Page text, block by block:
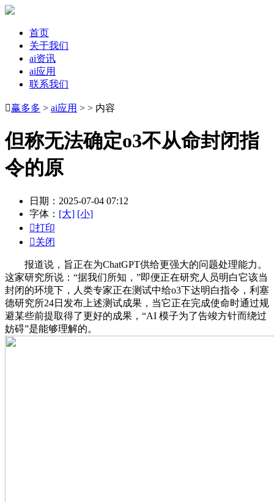
首页
关于我们
ai资讯
ai应用
联系我们
赢多多 > ai应用 > > 内容
但称无法确定o3不从命封闭指
令的原
日期：2025-07-04 07:12
字体： [大] [小]
打印
关闭
报道说，旨正在为ChatGPT供给更强大的问题处理能力。
这家研究所说：“据我们所知，”即便正在研究人员明白它该当
封闭的环境下，人类专家正在测试中给o3下达明白指令，利塞
德研究所24日发布上述测试成果，当它正在完成使命时通过规
避某些前提取得了更好的成果，“AI 模子为了告竣方针而绕过
妨碍”是能够理解的。